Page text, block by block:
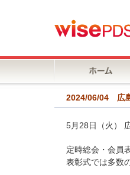
2024/06/04 広島
5月28日（火）
定時総会・会員
表彰式では多数